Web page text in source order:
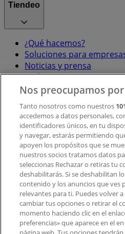
Tiendeo
¿Qué hacemos?
Soluciones para
Noticias y prensa
Trabaja con nosotros
Contacto
Contacto comercial y de
Tienda mal colocada en
Notificar un folleto
¿Encontraste un
aplicación?
Índices
Nos preocupamos
Tanto nosotros como nuestros
accedemos a datos personales,
identificadores únicos, en tu
y navegar, estarás permitiendo
apoyen los propósitos que se
nuestros socios tratamos datos
seleccionas Rechazar o retiras tu
deshabilitarás. Si se deshabilitan
contenido y los anuncios que ves
relevantes para ti. Puedes volver
cambiar tus opciones o retirar el
momento haciendo clic en el
preferencias» que aparece en el